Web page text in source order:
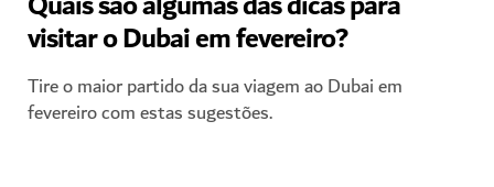
visitar o Dubai em fevereiro?
Tire o maior partido da sua viagem ao Dubai em
fevereiro com estas sugestões.